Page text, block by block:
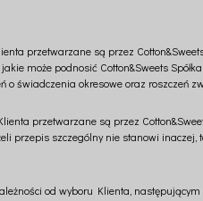
przetwarzane są przez
może podnosić Cotton&Sweets
świadczenia okresowe oraz roszczeń
przetwarzane są przez
przepis szczególny nie stanowi
od wyboru Klienta,